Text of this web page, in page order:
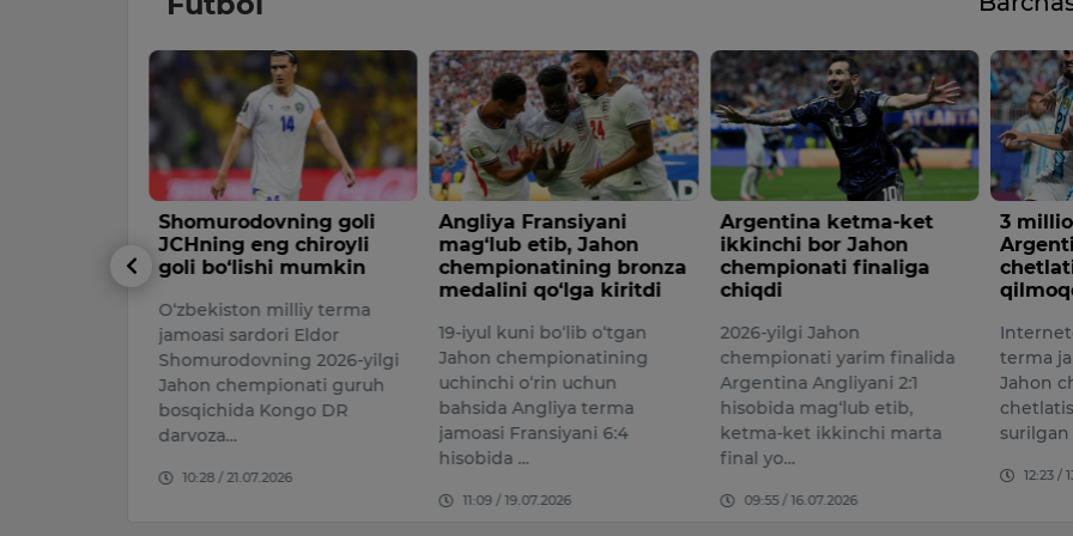
Angliya Fransiyani
mag‘lub etib, Jahon
chempionatining bronza
19-iyul kuni bo‘lib o‘tgan
Jahon chempionatining
uchinchi o‘rin uchun
bahsida Angliya terma
jamoasi Fransiyani 6:4
Argentina ketma-ket
ikkinchi bor Jahon
chempionati finaliga
chiqdi
2026-yilgi Jahon
chempionati yarim finalida
Argentina Angliyani 2:1
hisobida mag‘lub etib,
ketma-ket ikkinchi marta
final yo…
09:55 / 16.07.2026
3 milliondan ortiq odam
Argentinani JChdan
chetlatishni talab
qilmoqda
Internetda Argentina milliy
terma jamoasini 2026-yilgi
Jahon chempionatidan
chetlatish talabi ilgari
surilgan petitsiya payd…
Jahon
g‘oliblik
sifatida
12:57 /